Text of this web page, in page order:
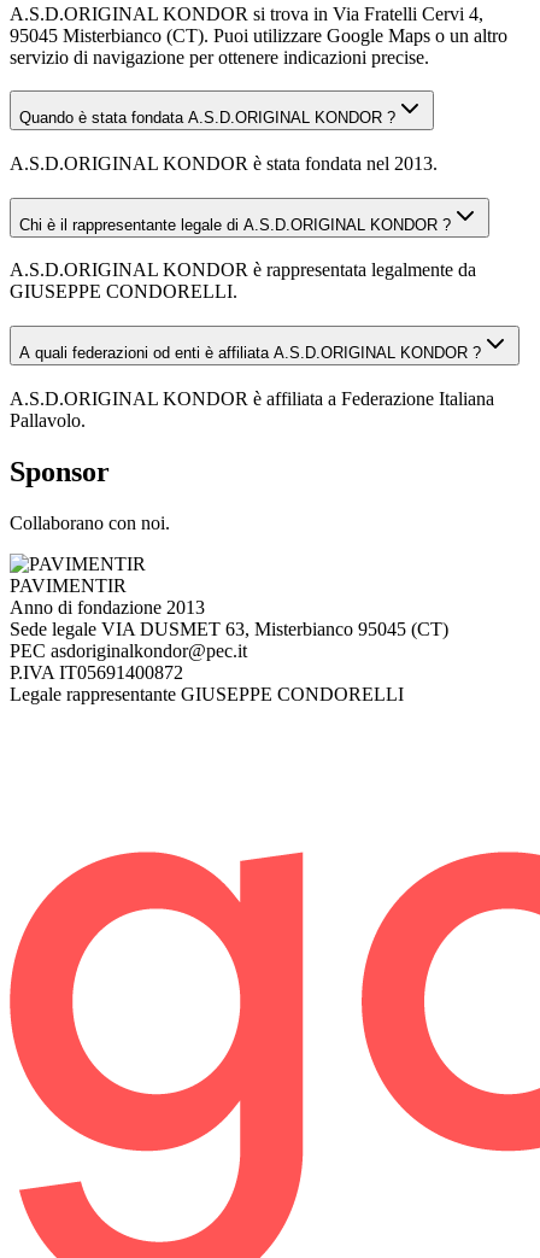
A.S.D.ORIGINAL KONDOR si trova in Via Fratelli Cervi 4,
95045 Misterbianco (CT). Puoi utilizzare Google Maps o un altro
servizio di navigazione per ottenere indicazioni precise.
Quando è stata fondata A.S.D.ORIGINAL KONDOR ?
A.S.D.ORIGINAL KONDOR è stata fondata nel 2013.
Chi è il rappresentante legale di A.S.D.ORIGINAL KONDOR ?
A.S.D.ORIGINAL KONDOR è rappresentata legalmente da
GIUSEPPE CONDORELLI.
A quali federazioni od enti è affiliata A.S.D.ORIGINAL KONDOR ?
A.S.D.ORIGINAL KONDOR è affiliata a Federazione Italiana
Pallavolo.
Sponsor
Collaborano con noi.
PAVIMENTIR
Anno di fondazione 2013
Sede legale VIA DUSMET 63, Misterbianco 95045 (CT)
PEC asdoriginalkondor@pec.it
P.IVA IT05691400872
Legale rappresentante GIUSEPPE CONDORELLI